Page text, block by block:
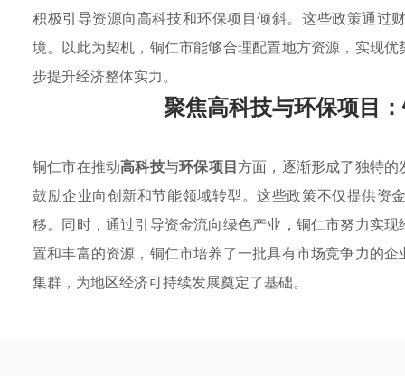
积极引导资源向高科技和环保项目倾斜。这些政策通过
境。以此为契机，铜仁市能够合理配置地方资源，实现
步提升经济整体实力。
聚焦高科技与环保项目
铜仁市在推动高科技与环保项目方面，逐渐形成了独特
鼓励企业向创新和节能领域转型。这些政策不仅提供资
移。同时，通过引导资金流向绿色产业，铜仁市努力实
置和丰富的资源，铜仁市培养了一批具有市场竞争力的
集群，为地区经济可持续发展奠定了基础。